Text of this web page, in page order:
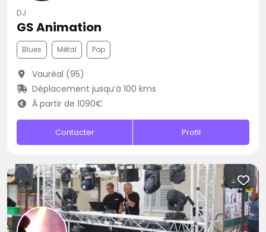
DJ
GS Animation
Blues Métal Pop
Vauréal (95)
Déplacement jusqu’à 100 kms
À partir de 1090€
Contacter Profil